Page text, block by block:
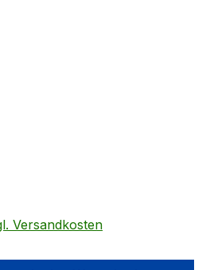
Versandkosten